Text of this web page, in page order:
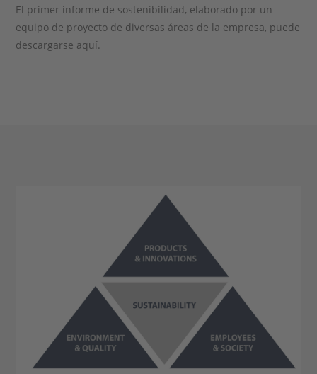
El primer informe de sostenibilidad, elaborado por un
equipo de proyecto de diversas áreas de la empresa, puede
descargarse aquí.